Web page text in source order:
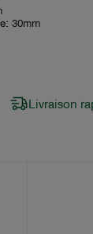
: 30mm
Livraison